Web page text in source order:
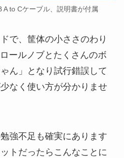
A to Cケーブル、説明書が付属
で、筐体の小ささのわり
ールノブとたくさんのボ
ん」となり試行錯誤して
なく使い方が分かりませ
強不足も確実にあります
トだったらこんなことに